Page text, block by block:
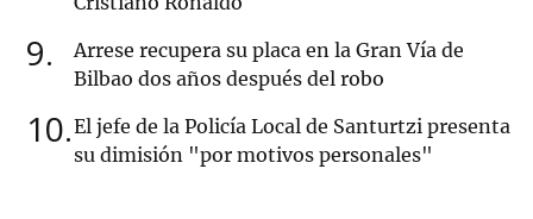
9
Arrese recupera su placa en la Gran Vía de
Bilbao dos años después del robo
10 El jefe de la Policía Local de Santurtzi presenta
su dimisión "por motivos personales"